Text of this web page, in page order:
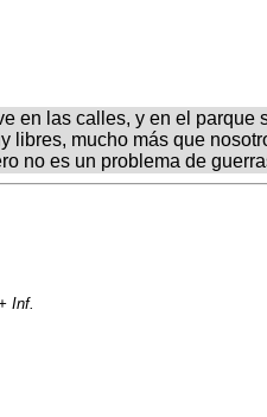
en las calles, y en el
mucho más que
no es un problema de
Inf.